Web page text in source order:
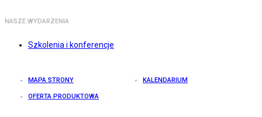
NASZE WYDARZENIA
Szkolenia i konferencje
MAPA STRONY KALENDARIUM
OFERTA PRODUKTOWA